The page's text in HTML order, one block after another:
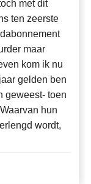
met dit
ten zeerste
maar
kom ik nu
gelden ben
geweest- toen
hun
wordt,